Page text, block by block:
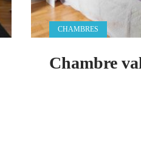
Chambre
CHAMBRES